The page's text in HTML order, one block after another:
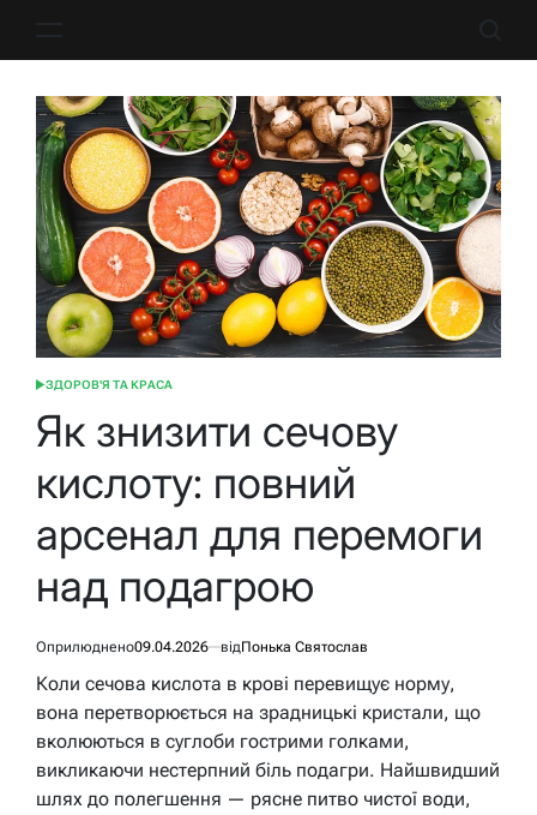
ОПУБЛІКУВАТИ
ЗДОРОВ'Я ТА КРАСА
Як знизити сечову
кислоту: повний
арсенал для перемоги
над подагрою
Оприлюднено09.04.2026 відПонька Святослав
Коли сечова кислота в крові перевищує норму,
вона перетворюється на зрадницькі кристали, що
вколюються в суглоби гострими голками,
викликаючи нестерпний біль подагри. Найшвидший
шлях до полегшення — рясне питво чистої води,